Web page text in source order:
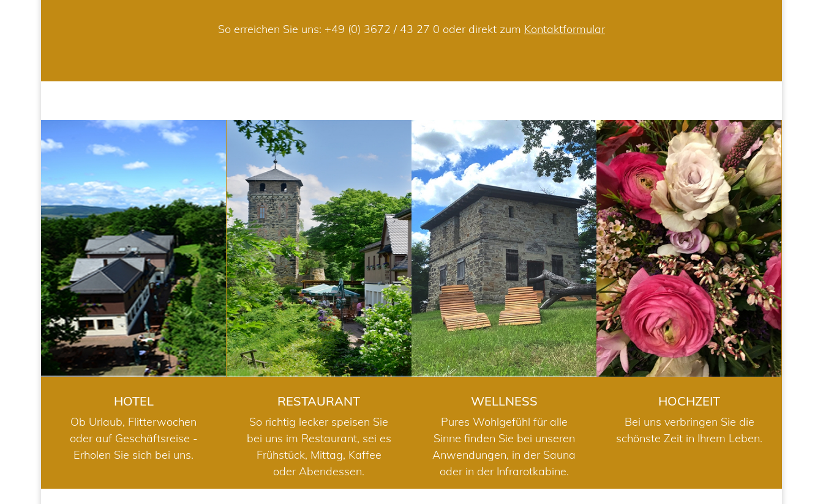
So erreichen Sie uns: +49 (0) 3672 / 43 27 0 oder direkt zum Kontaktformular
HOTEL
HOTEL
Ob Urlaub, Flitterwochen
oder auf Geschäftsreise -
Erholen Sie sich bei uns.
RESTAURANT
RESTAURANT
So richtig lecker speisen Sie
bei uns im Restaurant, sei es
Frühstück, Mittag, Kaffee
oder Abendessen.
WELLNESS
WELLNESS
Pures Wohlgefühl für alle
Sinne finden Sie bei unseren
Anwendungen, in der Sauna
oder in der Infrarotkabine.
HOCHZEIT
HOCHZEIT
Bei uns verbringen Sie die
schönste Zeit in Ihrem Leben.